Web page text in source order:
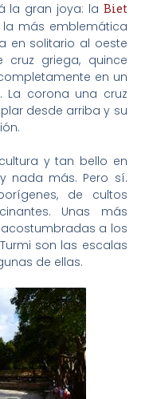
la gran joya: la Biet
más emblemática
en solitario al oeste
griega, quince
en un
La corona una cruz
desde arriba y su
y tan bello en
nada más. Pero sí.
de cultos
Unas más
a los
son las escalas
de ellas.